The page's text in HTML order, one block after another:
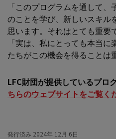
「このプログラムを通して
のことを学び、新しいスキル
思います。それはとても重要
「実は、私にとっても本当
たちがこの機会を得ることは
LFC財団が提供しているプロ
ちらのウェブサイトをご覧く
発行済み 2024年 12月 6日